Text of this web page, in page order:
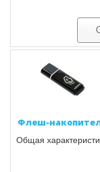
Флеш-накопитель
Общая